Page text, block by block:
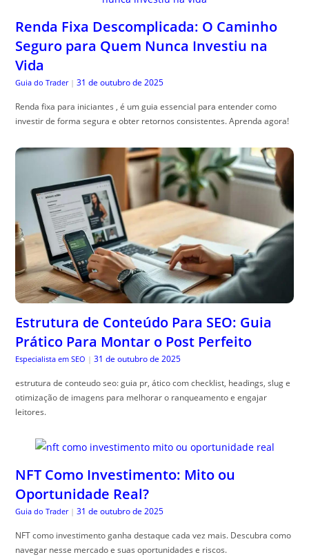
Renda Fixa Descomplicada: O Caminho
Seguro para Quem Nunca Investiu na
Vida
Guia do Trader | 31 de outubro de 2025
Renda fixa para iniciantes , é um guia essencial para entender como
investir de forma segura e obter retornos consistentes. Aprenda agora!
Estrutura de Conteúdo Para SEO: Guia
Prático Para Montar o Post Perfeito
Especialista em SEO | 31 de outubro de 2025
estrutura de conteudo seo: guia pr, ático com checklist, headings, slug e
otimização de imagens para melhorar o ranqueamento e engajar
leitores.
NFT Como Investimento: Mito ou
Oportunidade Real?
Guia do Trader | 31 de outubro de 2025
NFT como investimento ganha destaque cada vez mais. Descubra como
navegar nesse mercado e suas oportunidades e riscos.